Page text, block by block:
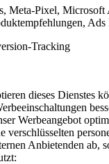
Meta-Pixel, Microsoft
Ads
Tracking
dieses Dienstes
Werbeangebot
verschlüsselten
Anbietenden ab,